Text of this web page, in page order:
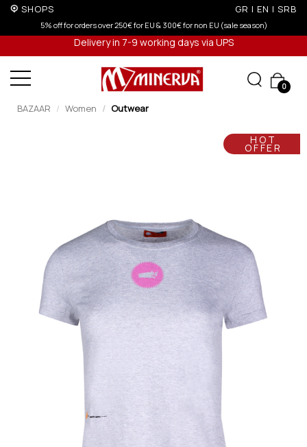
SHOPS GR | EN | SRB
5% off for orders over 250€ for EU & 300€ for non EU (sale season)
Delivery in 7-9 working days via UPS
0
BAZAAR Women Outwear
HOT
OFFER